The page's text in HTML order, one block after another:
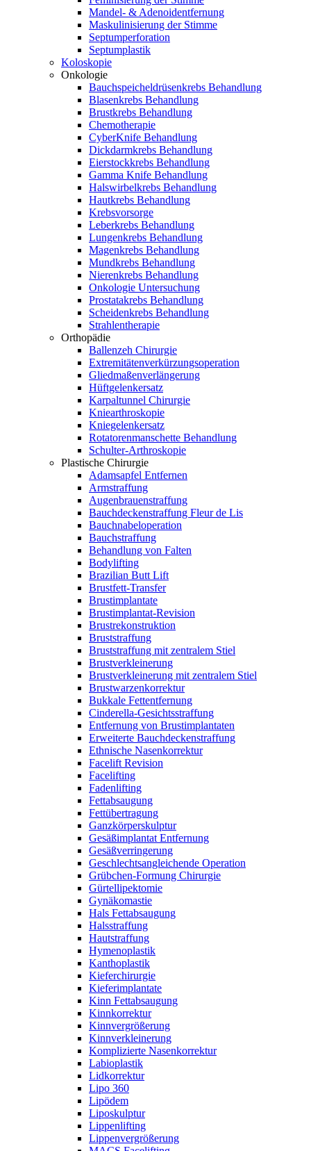
Mandel- & Adenoidentfernung
Maskulinisierung der Stimme
Septumperforation
Septumplastik
Koloskopie
Onkologie
Bauchspeicheldrüsenkrebs Behandlung
Blasenkrebs Behandlung
Brustkrebs Behandlung
Chemotherapie
CyberKnife Behandlung
Dickdarmkrebs Behandlung
Eierstockkrebs Behandlung
Gamma Knife Behandlung
Halswirbelkrebs Behandlung
Hautkrebs Behandlung
Krebsvorsorge
Leberkrebs Behandlung
Lungenkrebs Behandlung
Magenkrebs Behandlung
Mundkrebs Behandlung
Nierenkrebs Behandlung
Onkologie Untersuchung
Prostatakrebs Behandlung
Scheidenkrebs Behandlung
Strahlentherapie
Orthopädie
Ballenzeh Chirurgie
Extremitätenverkürzungsoperation
Gliedmaßenverlängerung
Hüftgelenkersatz
Karpaltunnel Chirurgie
Kniearthroskopie
Kniegelenkersatz
Rotatorenmanschette Behandlung
Schulter-Arthroskopie
Plastische Chirurgie
Adamsapfel Entfernen
Armstraffung
Augenbrauenstraffung
Bauchdeckenstraffung Fleur de Lis
Bauchnabeloperation
Bauchstraffung
Behandlung von Falten
Bodylifting
Brazilian Butt Lift
Brustfett-Transfer
Brustimplantate
Brustimplantat-Revision
Brustrekonstruktion
Bruststraffung
Bruststraffung mit zentralem Stiel
Brustverkleinerung
Brustverkleinerung mit zentralem Stiel
Brustwarzenkorrektur
Bukkale Fettentfernung
Cinderella-Gesichtsstraffung
Entfernung von Brustimplantaten
Erweiterte Bauchdeckenstraffung
Ethnische Nasenkorrektur
Facelift Revision
Facelifting
Fadenlifting
Fettabsaugung
Fettübertragung
Ganzkörperskulptur
Gesäßimplantat Entfernung
Gesäßverringerung
Geschlechtsangleichende Operation
Grübchen-Formung Chirurgie
Gürtellipektomie
Gynäkomastie
Hals Fettabsaugung
Halsstraffung
Hautstraffung
Hymenoplastik
Kanthoplastik
Kieferchirurgie
Kieferimplantate
Kinn Fettabsaugung
Kinnkorrektur
Kinnvergrößerung
Kinnverkleinerung
Komplizierte Nasenkorrektur
Labioplastik
Lidkorrektur
Lipo 360
Lipödem
Liposkulptur
Lippenlifting
Lippenvergrößerung